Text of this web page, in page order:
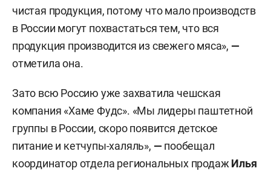
чистая продукция, потому что мало производств
в России могут похвастаться тем, что вся
продукция производится из свежего мяса», —
отметила она.
Зато всю Россию уже захватила чешская
компания «Хаме Фудс». «Мы лидеры паштетной
группы в России, скоро появится детское
питание и кетчупы-халяль», — пообещал
координатор отдела региональных продаж Илья